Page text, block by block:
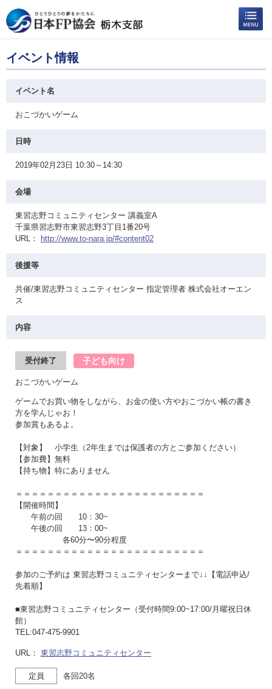
イベント情報
イベント名
おこづかいゲーム
日時
2019年02月23日 10:30～14:30
会場
東習志野コミュニティセンター 講義室A
千葉県習志野市東習志野3丁目1番20号
URL：
http://www.to-nara.jp/#content02
後援等
共催/東習志野コミュニティセンター 指定管理者 株式会社オーエン
ス
内容
受付終了 子ども向け
おこづかいゲーム
ゲームでお買い物をしながら、お金の使い方やおこづかい帳の書き
方を学んじゃお！
参加賞もあるよ。
【対象】 小学生（2年生までは保護者の方とご参加ください）
【参加費】無料
【持ち物】特にありません
＝＝＝＝＝＝＝＝＝＝＝＝＝＝＝＝＝＝＝＝＝＝＝＝
【開催時間】
午前の回 10：30~
午後の回 13：00~
各60分〜90分程度
＝＝＝＝＝＝＝＝＝＝＝＝＝＝＝＝＝＝＝＝＝＝＝＝
参加のご予約は 東習志野コミュニティセンターまで↓↓【電話申込/
先着順】
■東習志野コミュニティセンター（受付時間9:00~17:00/月曜祝日休
館）
TEL:047-475-9901
URL： 東習志野コミュニティセンター
定員 各回20名